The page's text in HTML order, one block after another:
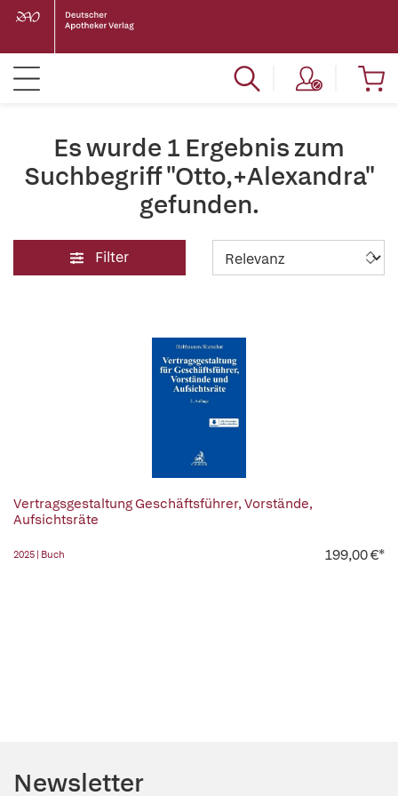
Es wurde 1 Ergebnis zum
Suchbegriff "Otto,+Alexandra"
gefunden.
Filter
Vertragsgestaltung Geschäftsführer, Vorstände,
Aufsichtsräte
2025 | Buch 199,00 €*
Newsletter